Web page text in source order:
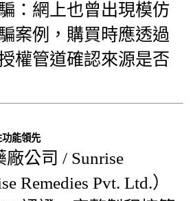
：網上也曾出現模仿
案例，購買時應透過
權管道確認來源是否
能領先
廠公司 / Sunrise
Remedies Pvt. Ltd.）